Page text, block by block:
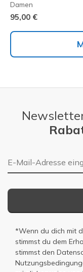
Damen
95,00 €
E-Mail-Adresse
*Wenn du dich mit
stimmst du dem
stimmst den